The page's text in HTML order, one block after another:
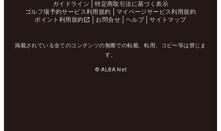
ガイドライン
特定商取引法に基づく表示
ゴルフ場予約サービス利用規約
マイページサービス利用規約
ポイント利用規約
お問合せ ヘルプ サイトマップ
掲載されている全てのコンテンツの無断での転載、転用、コピー等は禁じま
す。
© ALBA Net